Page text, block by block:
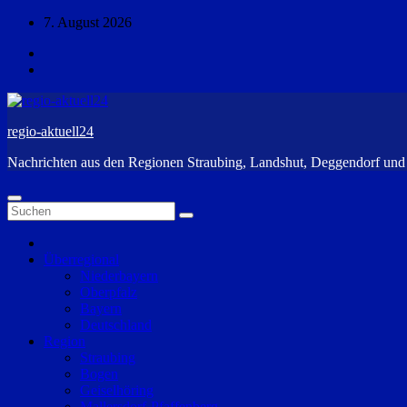
Zum
springen
7. August 2026
regio-aktuell24
Nachrichten aus den Regionen Straubing, Landshut, Deggendorf
Überregional
Niederbayern
Oberpfalz
Bayern
Deutschland
Region
Straubing
Bogen
Geiselhöring